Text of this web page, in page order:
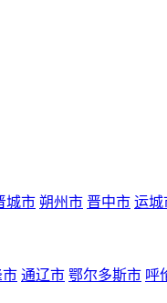
城市 朔州市 晋中市 运城
市 通辽市 鄂尔多斯市 呼